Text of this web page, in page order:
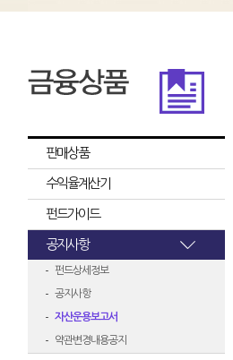
판매상품
수익율계산기
펀드가이드
공지사항
펀드상세정보
공지사항
자산운용보고서
약관변경내용공지